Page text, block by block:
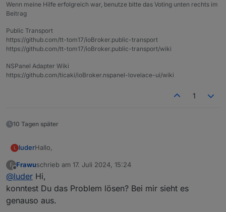
Wenn meine Hilfe erfolgreich war, benutze bitte das Voting unten rechts im
Beitrag
Public Transport
https://github.com/tt-tom17/ioBroker.public-transport
https://github.com/tt-tom17/ioBroker.public-transport/wiki
NSPanel Adapter Wiki
https://github.com/ticaki/ioBroker.nspanel-lovelace-ui/wiki
1
10 Tagen später
L luderHallo,
ich bekomme beim Start die Meldung:
Betriebssystem-Paket-Updates verfügbar
Einige Betriebssystempakete können aktualisiert werden.
Darunter ist dann eine ziemlich lange Liste, siehe unten.
Ich habe dann ein Update meines Linux System gemacht
F
Offline
Frawuschrieb am 17. Juli 2024, 15:24
zuletzt editiert von
@luder Hi,
konntest Du das Problem lösen? Bei mir sieht es
genauso aus.